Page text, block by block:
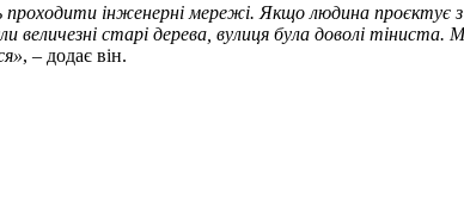
інженерні мережі. Якщо людина
старі дерева, вулиця була доволі
, – додає він.